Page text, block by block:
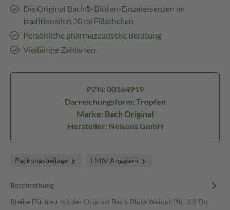
Die Original Bach®-Blüten-Einzelessenzen im
traditionellen 20 ml Fläschchen
Persönliche pharmazeutische Beratung
Vielfältige Zahlarten
PZN: 00164919
Darreichungsform: Tropfen
Marke: Bach Original
Hersteller: Nelsons GmbH
Packungsbeilage LMIV Angaben
Beschreibung
Bleibe Dir treu mit der Original Bach-Blüte Walnut (Nr. 33) Du